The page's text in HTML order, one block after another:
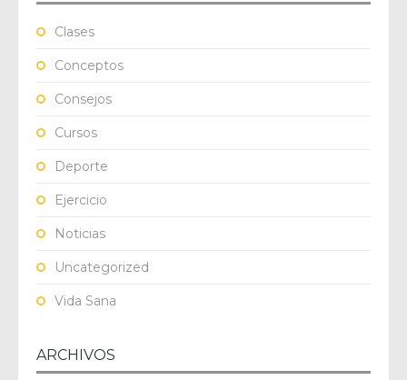
Clases
Conceptos
Consejos
Cursos
Deporte
Ejercicio
Noticias
Uncategorized
Vida Sana
ARCHIVOS